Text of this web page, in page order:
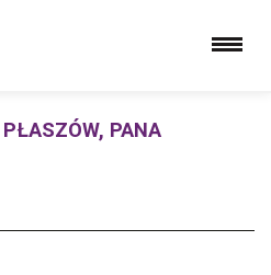
PŁASZÓW, PANA